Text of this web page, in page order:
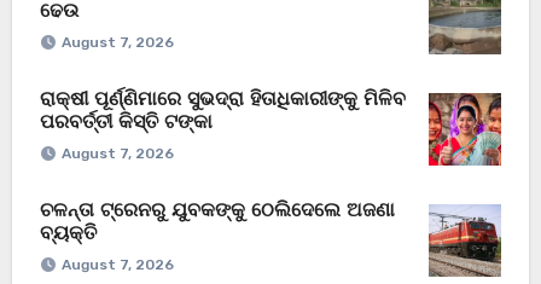
ଢେଉ
August 7, 2026
ରାକ୍ଷୀ ପୂର୍ଣ୍ଣିମାରେ ସୁଭଦ୍ରା ହିତାଧିକାରୀଙ୍କୁ ମିଳିବ
ପରବର୍ତ୍ତୀ କିସ୍ତି ଟଙ୍କା
August 7, 2026
ଚଳନ୍ତା ଟ୍ରେନରୁ ଯୁବକଙ୍କୁ ଠେଲିଦେଲେ ଅଜଣା
ବ୍ୟକ୍ତି
August 7, 2026